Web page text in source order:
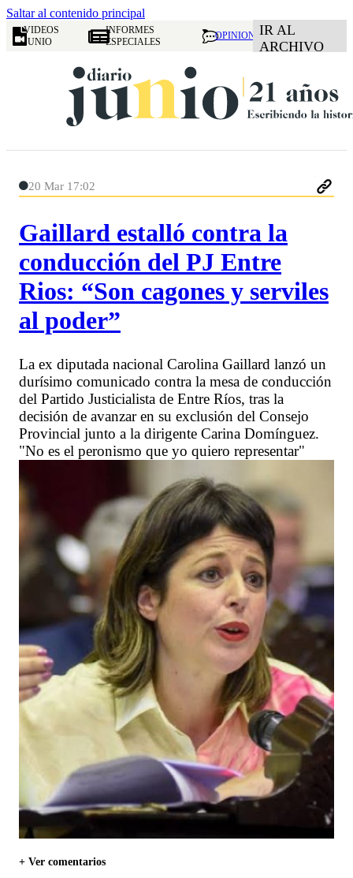
Saltar al contenido principal
VIDEOS
JUNIO
INFORMES
ESPECIALES
OPINION IR AL
ARCHIVO
20 Mar 17:02
Gaillard estalló contra la
conducción del PJ Entre
Rios: “Son cagones y serviles
al poder”
La ex diputada nacional Carolina Gaillard lanzó un
durísimo comunicado contra la mesa de conducción
del Partido Justicialista de Entre Ríos, tras la
decisión de avanzar en su exclusión del Consejo
Provincial junto a la dirigente Carina Domínguez.
"No es el peronismo que yo quiero representar"
+ Ver comentarios